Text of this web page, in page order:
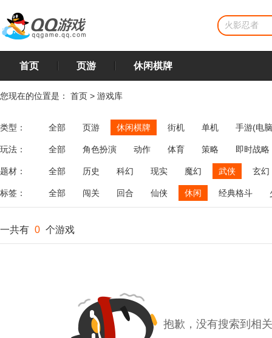
首页 页游 休闲棋牌
您现在的位置是： 首页 > 游戏库
类型： 全部 页游 休闲棋牌 街机 单机 手游(电
玩法： 全部 角色扮演 动作 体育 策略
即时战略
飞行
恋爱 第三人称射击 棋类 牌类 麻将
题材： 全部 历史 科幻 现实 魔幻 武侠 玄幻
标签： 全部 闯关 回合 仙侠 休闲 经典格斗
一共有 0 个游戏
抱歉，没有搜索到相